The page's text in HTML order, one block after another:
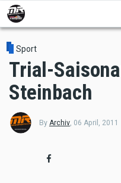
Skip
to
main
content
Sport
Trial-
Steinbach
By Archiv, 06 April, 2011